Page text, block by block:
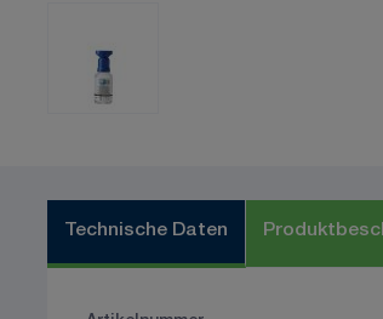
Technische Daten